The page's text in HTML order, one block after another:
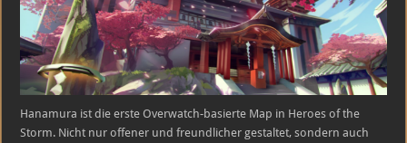
Hanamura ist die erste Overwatch-basierte Map in Heroes of the
Storm. Nicht nur offener und freundlicher gestaltet, sondern auch